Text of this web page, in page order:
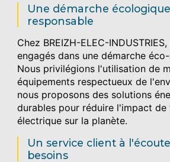
Une démarche
responsable
Chez BREIZH-ELEC-
engagés dans une démarche
Nous privilégions l'utilisation de
équipements respectueux de
nous proposons des solutions
durables pour réduire l'impact
électrique sur la planète.
Un service client à
besoins